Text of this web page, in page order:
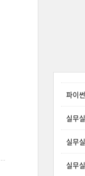
파이
실무
실무
실무